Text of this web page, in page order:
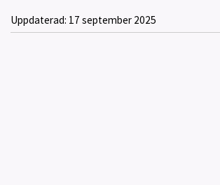
Uppdaterad: 17 september 2025